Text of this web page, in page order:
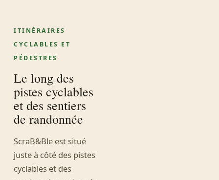
ITINÉRAIRES
CYCLABLES ET
PÉDESTRES
Le long des
pistes cyclables
et des sentiers
de randonnée
ScraB&Ble est situé
juste à côté des pistes
cyclables et des